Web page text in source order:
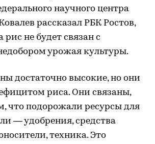
научного центра
рассказал РБК Ростов,
рис не будет связан с
урожая культуры.
достаточно высокие, но они
риса. Они связаны,
что подорожали ресурсы для
— удобрения, средства
техника. Это